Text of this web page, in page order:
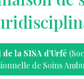
la SISA d’Urfé
de Soins